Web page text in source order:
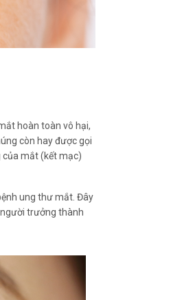
hoàn toàn vô hại,
còn hay được gọi
của mắt (kết mạc)
ung thư mắt. Đây
trưởng thành